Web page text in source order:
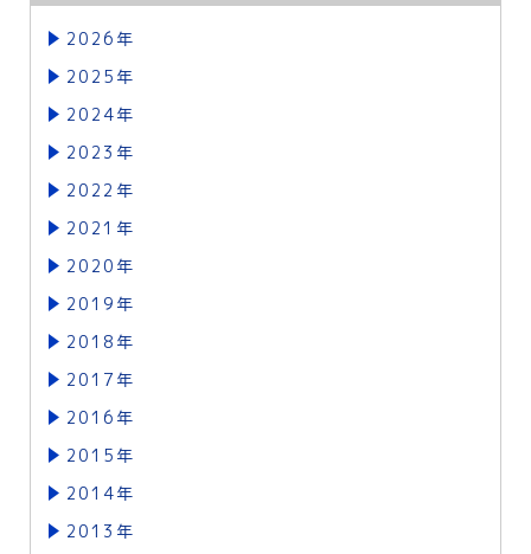
2026年
2025年
2024年
2023年
2022年
2021年
2020年
2019年
2018年
2017年
2016年
2015年
2014年
2013年